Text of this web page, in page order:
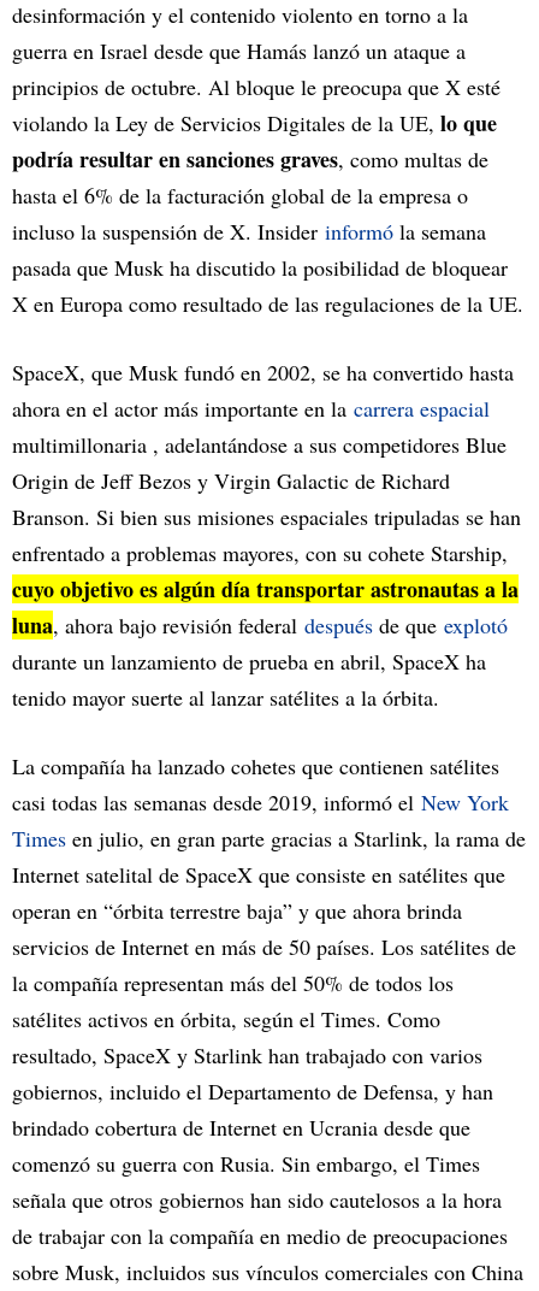
desinformación y el contenido violento en torno a la
guerra en Israel desde que Hamás lanzó un ataque a
principios de octubre. Al bloque le preocupa que X esté
violando la Ley de Servicios Digitales de la UE, lo que
podría resultar en sanciones graves, como multas de
hasta el 6% de la facturación global de la empresa o
incluso la suspensión de X. Insider informó la semana
pasada que Musk ha discutido la posibilidad de bloquear
X en Europa como resultado de las regulaciones de la UE.
SpaceX, que Musk fundó en 2002, se ha convertido hasta
ahora en el actor más importante en la carrera espacial
multimillonaria , adelantándose a sus competidores Blue
Origin de Jeff Bezos y Virgin Galactic de Richard
Branson. Si bien sus misiones espaciales tripuladas se han
enfrentado a problemas mayores, con su cohete Starship,
cuyo objetivo es algún día transportar astronautas a la
luna, ahora bajo revisión federal después de que explotó
durante un lanzamiento de prueba en abril, SpaceX ha
tenido mayor suerte al lanzar satélites a la órbita.
La compañía ha lanzado cohetes que contienen satélites
casi todas las semanas desde 2019, informó el New York
Times en julio, en gran parte gracias a Starlink, la rama de
Internet satelital de SpaceX que consiste en satélites que
operan en “órbita terrestre baja” y que ahora brinda
servicios de Internet en más de 50 países. Los satélites de
la compañía representan más del 50% de todos los
satélites activos en órbita, según el Times. Como
resultado, SpaceX y Starlink han trabajado con varios
gobiernos, incluido el Departamento de Defensa, y han
brindado cobertura de Internet en Ucrania desde que
comenzó su guerra con Rusia. Sin embargo, el Times
señala que otros gobiernos han sido cautelosos a la hora
de trabajar con la compañía en medio de preocupaciones
sobre Musk, incluidos sus vínculos comerciales con China